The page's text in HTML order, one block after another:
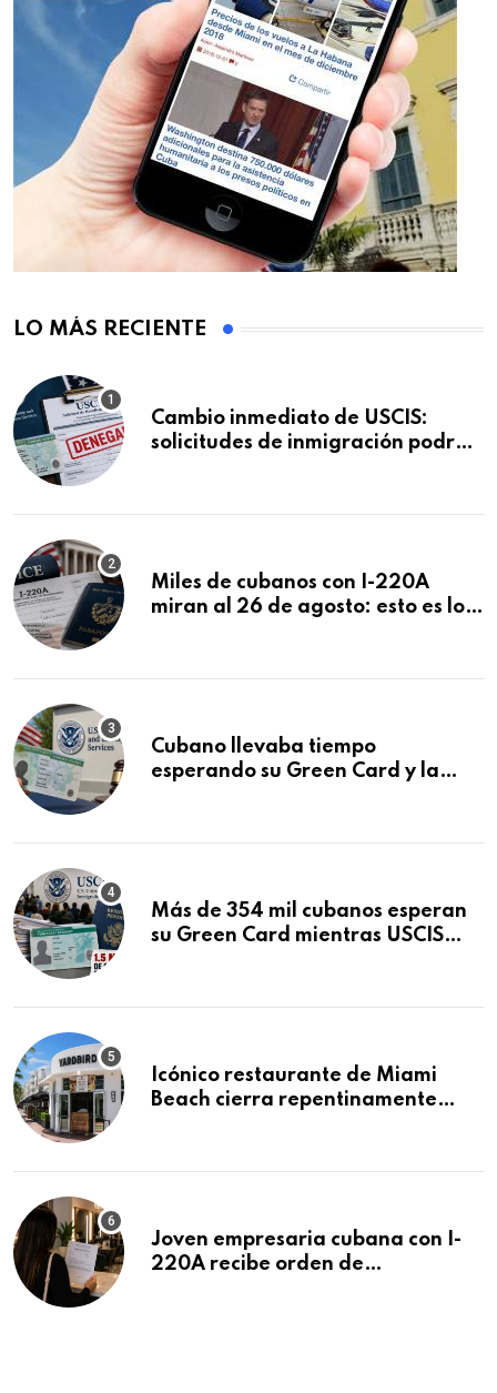
LO MÁS RECIENTE
Cambio inmediato de USCIS:
solicitudes de inmigración podrán
Miles de cubanos con I-220A
miran al 26 de agosto: esto es lo
Cubano llevaba tiempo
esperando su Green Card y la
Más de 354 mil cubanos esperan
su Green Card mientras USCIS
Icónico restaurante de Miami
Beach cierra repentinamente
Joven empresaria cubana con I-
220A recibe orden de